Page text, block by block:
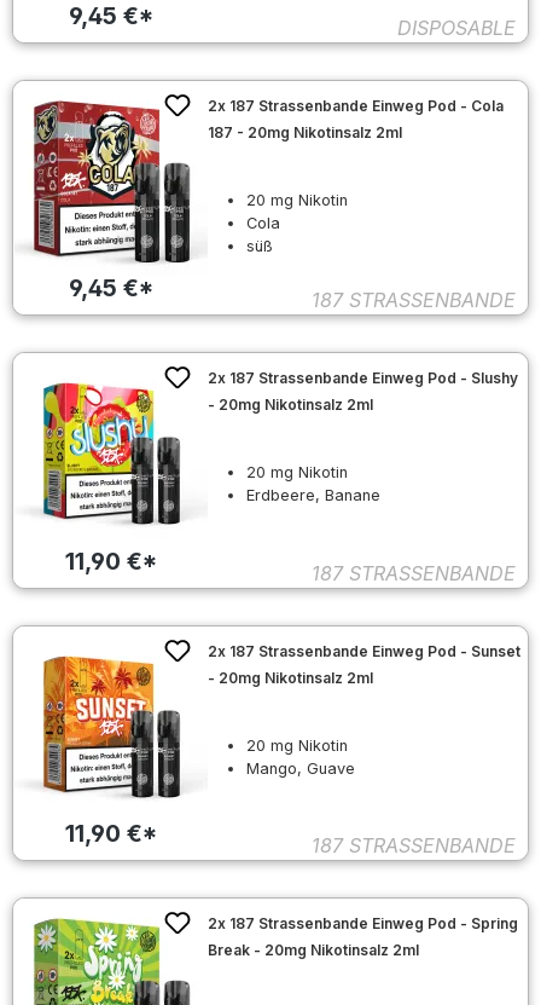
9,45 €* DISPOSABLE
9,45 €*
2x 187 Strassenbande Einweg Pod - Cola
187 - 20mg Nikotinsalz 2ml
20 mg Nikotin
Cola
süß
187 STRASSENBANDE
11,90 €*
2x 187 Strassenbande Einweg Pod - Slushy
- 20mg Nikotinsalz 2ml
20 mg Nikotin
Erdbeere, Banane
187 STRASSENBANDE
11,90 €*
2x 187 Strassenbande Einweg Pod - Sunset
- 20mg Nikotinsalz 2ml
20 mg Nikotin
Mango, Guave
187 STRASSENBANDE
2x 187 Strassenbande Einweg Pod - Spring
Break - 20mg Nikotinsalz 2ml